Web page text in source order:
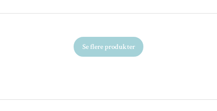
Se flere produkter